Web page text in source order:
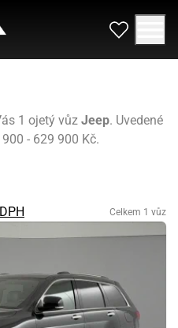
1 ojetý vůz Jeep. Uvedené
- 629 900 Kč.
Celkem 1 vůz